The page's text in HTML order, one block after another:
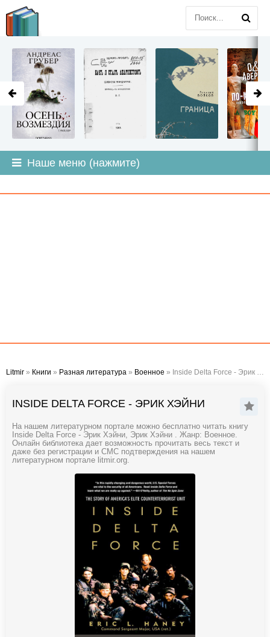
Наше меню (нажмите)
Litmir » Книги » Разная литература » Военное » Inside Delta Force - Эрик Хэйни
INSIDE DELTA FORCE - ЭРИК ХЭЙНИ
На нашем литературном портале можно бесплатно читать книгу
Inside Delta Force - Эрик Хэйни, Эрик Хэйни . Жанр: Военное.
Онлайн библиотека дает возможность прочитать весь текст и
даже без регистрации и СМС подтверждения на нашем
литературном портале litmir.org.
LITMIR.ORG